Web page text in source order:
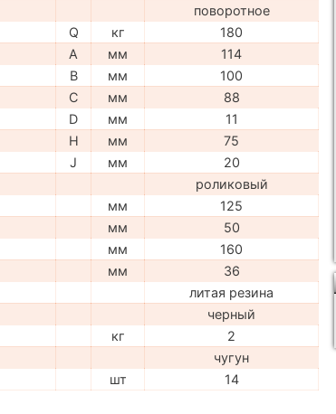
поворотное
Q кг
180
A мм
114
B мм
100
C мм
88
D мм
11
H мм
75
J мм
20
роликовый
мм
125
мм
50
мм
160
мм
36
литая резина
черный
кг
2
чугун
шт 14